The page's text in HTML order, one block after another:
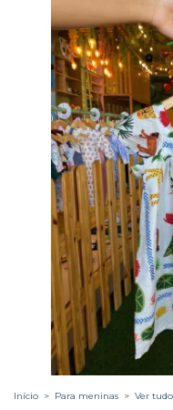
Início > Para meninas > Ver